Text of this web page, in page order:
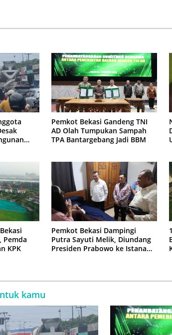
Pemkot Bekasi Gandeng TNI
AD Olah Tumpukan Sampah
TPA Bantargebang Jadi BBM
Pemda
KPK
Pemkot Bekasi Dampingi
Putra Sayuti Melik, Diundang
Presiden Prabowo ke Istana
kamu